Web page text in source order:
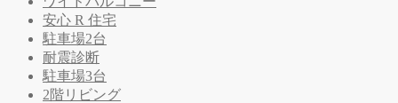
安心 R 住宅
駐車場2台
耐震診断
駐車場3台
2階リビング